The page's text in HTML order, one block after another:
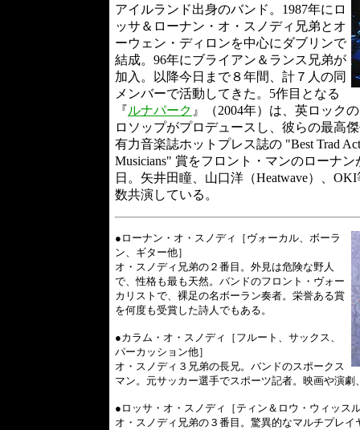
アイルランド出身のバンド。1987年にロ
ッサ＆ローナン・オ・スノディ兄弟とオ
ーウェン・ディロンを中心にダブリンで
結成。96年にブライアン＆ランス兄弟が
加入。以降今日まで８年間、計７人の同
メンバーで活動してきた。5作目となる
『ルナパーク 』（2004年）は、英ロック
ロソップがプロデュースし、彼らの最高
有力音楽誌ホットプレス誌の "Best Trad
Musicians" 賞をフロント・マンのローナ
日。矢井田瞳、山口洋（Heatwave）、
数共演している。
●ローナン・オ・スノディ［ヴォーカル、ボーラ
ン、ギター他］
オ・スノディ兄弟の２番目。外見は危険な野人
で、性格も最も天然。バンドのフロント・ヴォー
カリストで、裸足の名ボーラン奏者。栄誉ある賞
を何度も受賞した詩人でもある。
●カラム・オ・スノディ［フルート、サックス、
パーカッション他］
オ・スノディ３兄弟の長兄。バンドのスポークス
マン。元サッカー選手でスポーツ記者。映画や演
●ロッサ・オ・スノディ［ティン＆ロウ・ウィッス
オ・スノディ兄弟の３番目。驚異的なマルチプレ